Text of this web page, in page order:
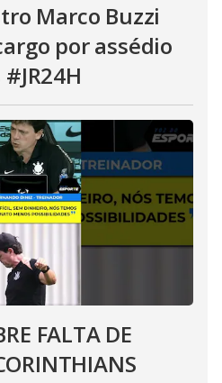
Marco Buzzi
por assédio
FALTA DE